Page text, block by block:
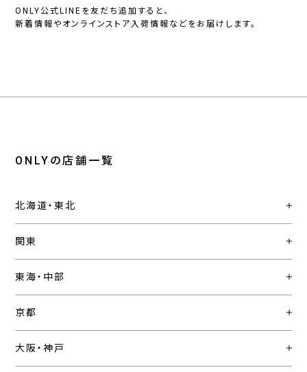
ONLY公式LINEを友だち追加すると、
新着情報やオンラインストア入荷情報などをお届けします。
ONLYの店舗一覧
北海道・東北
関東
東海・中部
京都
大阪・神戸